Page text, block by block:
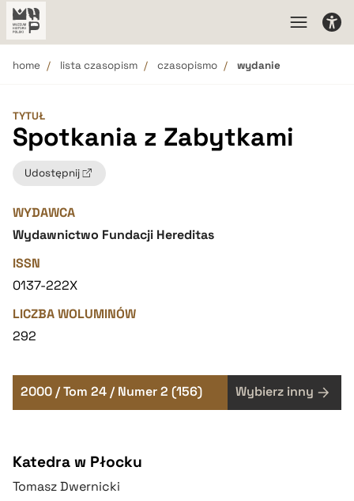
home lista czasopism czasopismo wydanie
TYTUŁ
Spotkania z Zabytkami
Udostępnij
WYDAWCA
Wydawnictwo Fundacji Hereditas
ISSN
0137-222X
LICZBA WOLUMINÓW
292
2000 / Tom 24 / Numer 2 (156) Wybierz inny
Katedra w Płocku
Tomasz Dwernicki